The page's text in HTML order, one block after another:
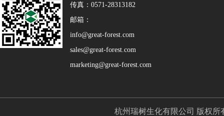
传真：0571-28313182
邮箱：
info@great-forest.com
sales@great-forest.com
marketing@great-forest.com
杭州瑞树生化有限公司 版权所